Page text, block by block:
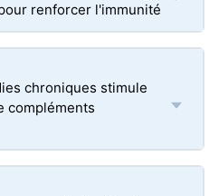
renforcer l'immunité
chroniques stimule
compléments